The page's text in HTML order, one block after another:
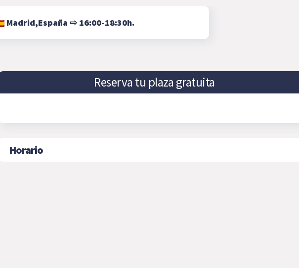
Madrid,España ⇨ 16:00-18:30h.
Reserva tu plaza gratuita
Horario